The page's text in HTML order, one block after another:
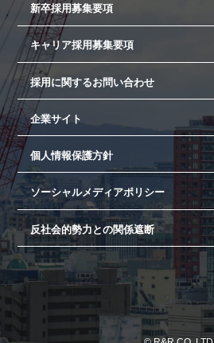
新卒採用募集要項
キャリア採用募集要項
採用に関するお問い合わせ
企業サイト
個人情報保護方針
ソーシャルメディアポリシー
反社会的勢力との関係遮断